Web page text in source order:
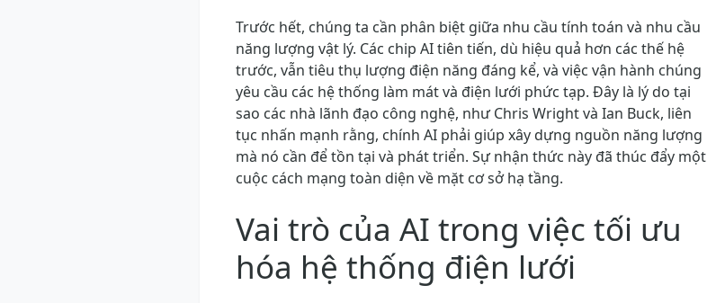
Trước hết, chúng ta cần phân biệt giữa nhu cầu tính toán và nhu cầu
năng lượng vật lý. Các chip AI tiên tiến, dù hiệu quả hơn các thế hệ
trước, vẫn tiêu thụ lượng điện năng đáng kể, và việc vận hành chúng
yêu cầu các hệ thống làm mát và điện lưới phức tạp. Đây là lý do tại
sao các nhà lãnh đạo công nghệ, như Chris Wright và Ian Buck, liên
tục nhấn mạnh rằng, chính AI phải giúp xây dựng nguồn năng lượng
mà nó cần để tồn tại và phát triển. Sự nhận thức này đã thúc đẩy một
cuộc cách mạng toàn diện về mặt cơ sở hạ tầng.
Vai trò của AI trong việc tối ưu
hóa hệ thống điện lưới